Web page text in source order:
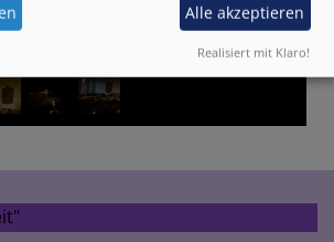
Alle akzeptieren
Realisiert mit Klaro!